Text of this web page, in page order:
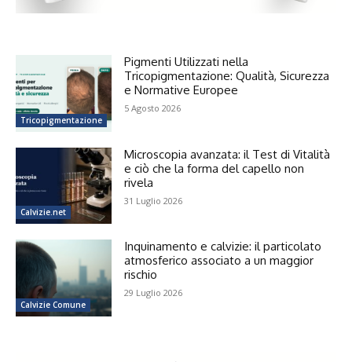
Tricopigmentazione
Pigmenti Utilizzati nella
Tricopigmentazione: Qualità, Sicurezza
e Normative Europee
5 Agosto 2026
Calvizie.net
Microscopia avanzata: il Test di Vitalità
e ciò che la forma del capello non
rivela
31 Luglio 2026
Calvizie Comune
Inquinamento e calvizie: il particolato
atmosferico associato a un maggior
rischio
29 Luglio 2026